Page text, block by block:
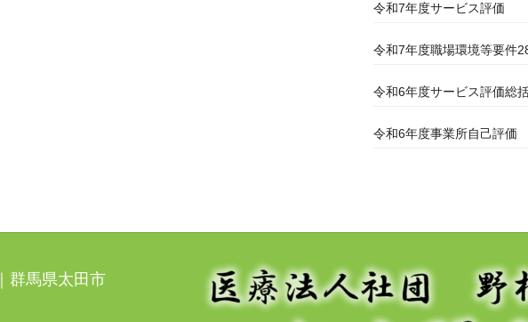
令和7年度サービス評価
令和7年度職場環境等要件
令和6年度サービス評価総
令和6年度事業所自己評価
群馬県太田市